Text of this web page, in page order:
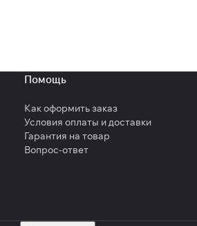
Помощь
Как оформить заказ
Условия оплаты и доставки
Гарантия на товар
Вопрос-ответ